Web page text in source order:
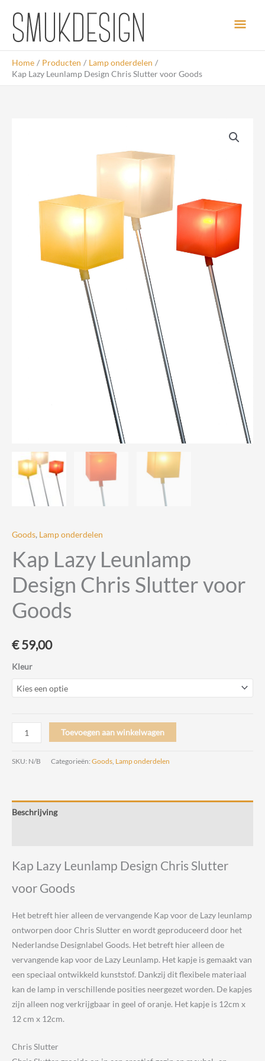
inhoud
Home Producten
Lamp onderdelen
Kap Lazy Leunlamp Design Chris Slutter voor Goods
Goods, Lamp onderdelen
Kap Lazy Leunlamp
Design Chris Slutter voor
Goods
€59,00
Kleur
Kap
Lazy
Leunlamp
Slutter
voor
Toevoegen aan winkelwagen
SKU: N/B Categorieën: Goods, Lamp onderdelen
Beschrijving
Kap Lazy Leunlamp Design Chris Slutter
voor Goods
Het betreft hier alleen de vervangende Kap voor de Lazy leunlamp
ontworpen door Chris Slutter en wordt geproduceerd door het
Nederlandse Designlabel Goods. Het betreft hier alleen de
vervangende kap voor de Lazy Leunlamp. Het kapje is gemaakt van
een speciaal ontwikkeld kunststof. Dankzij dit flexibele materiaal
kan de lamp in verschillende posities neergezet worden. De kapjes
zijn alleen nog verkrijgbaar in geel of oranje. Het kapje is 12cm x
12 cm x 12cm.
Chris Slutter